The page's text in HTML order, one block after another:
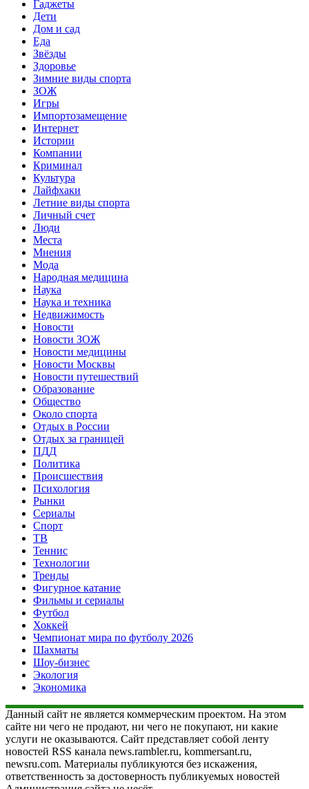
Гаджеты
Дети
Дом и сад
Еда
Звёзды
Здоровье
Зимние виды спорта
ЗОЖ
Игры
Импортозамещение
Интернет
Истории
Компании
Криминал
Культура
Лайфхаки
Летние виды спорта
Личный счет
Люди
Места
Мнения
Мода
Народная медицина
Наука
Наука и техника
Недвижимость
Новости
Новости ЗОЖ
Новости медицины
Новости Москвы
Новости путешествий
Образование
Общество
Около спорта
Отдых в России
Отдых за границей
ПДД
Политика
Происшествия
Психология
Рынки
Сериалы
Спорт
ТВ
Теннис
Технологии
Тренды
Фигурное катание
Фильмы и сериалы
Футбол
Хоккей
Чемпионат мира по футболу 2026
Шахматы
Шоу-бизнес
Экология
Экономика
Данный сайт не является коммерческим проектом. На этом
сайте ни чего не продают, ни чего не покупают, ни какие
услуги не оказываются. Сайт представляет собой ленту
новостей RSS канала news.rambler.ru, kommersant.ru,
newsru.com. Материалы публикуются без искажения,
ответственность за достоверность публикуемых новостей